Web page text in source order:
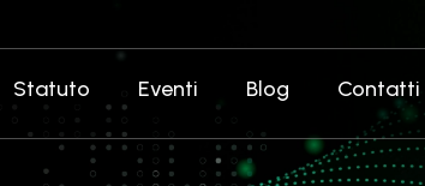
Statuto Eventi Blog Contatti